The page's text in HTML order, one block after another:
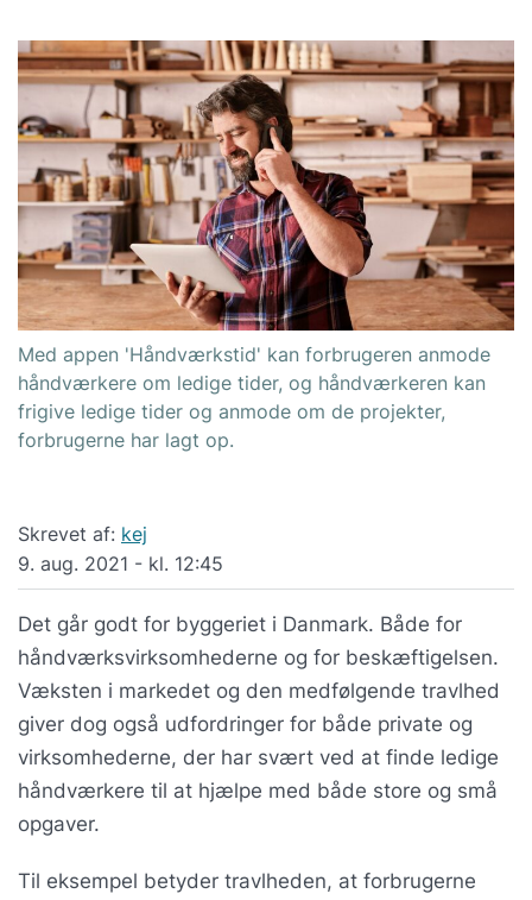
Med appen 'Håndværkstid' kan forbrugeren anmode
håndværkere om ledige tider, og håndværkeren kan
frigive ledige tider og anmode om de projekter,
forbrugerne har lagt op.
Skrevet af: kej
9. aug. 2021 - kl. 12:45
Det går godt for byggeriet i Danmark. Både for
håndværksvirksomhederne og for beskæftigelsen.
Væksten i markedet og den medfølgende travlhed
giver dog også udfordringer for både private og
virksomhederne, der har svært ved at finde ledige
håndværkere til at hjælpe med både store og små
opgaver.
Til eksempel betyder travlheden, at forbrugerne